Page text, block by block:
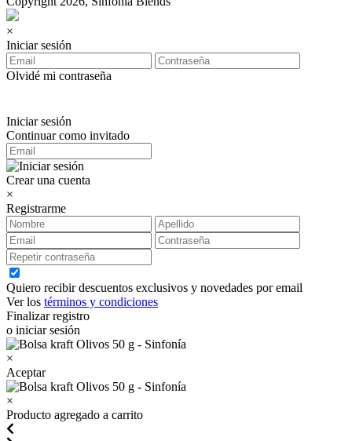
×
Iniciar sesión
Olvidé mi contraseña
Iniciar sesión
Continuar como invitado
Crear una cuenta
×
Registrarme
Quiero recibir descuentos exclusivos y novedades por email
Ver los términos y condiciones
Finalizar registro
o iniciar sesión
×
Aceptar
×
Producto agregado a carrito